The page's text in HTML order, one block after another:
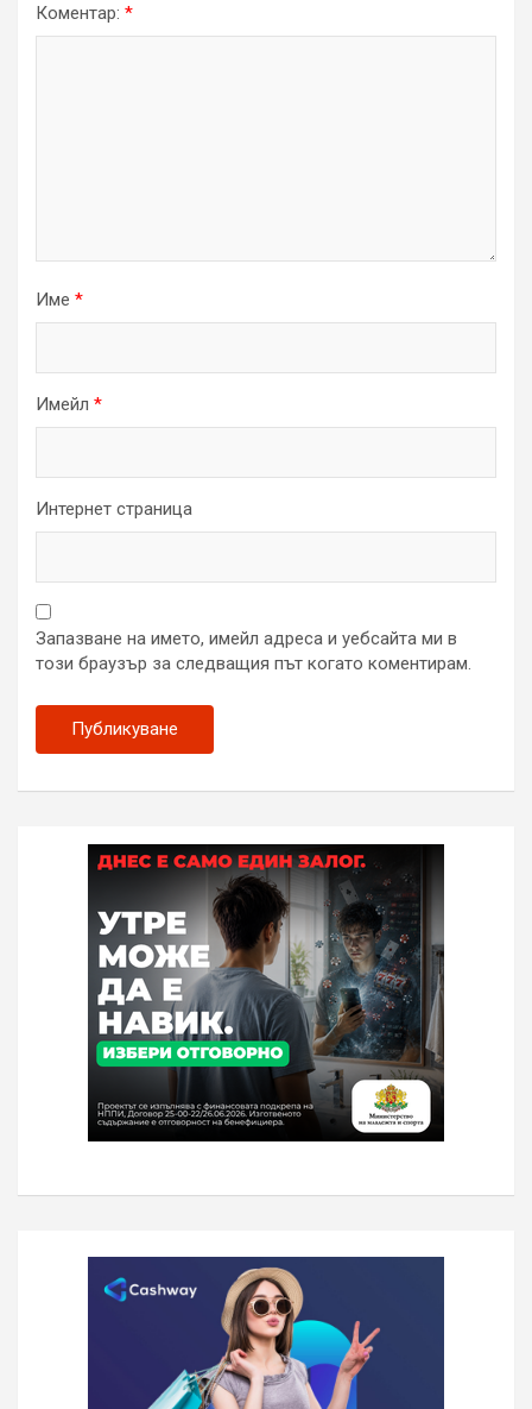
Коментар: *
Име *
Имейл *
Интернет страница
Запазване на името, имейл адреса и уебсайта ми в
този браузър за следващия път когато коментирам.